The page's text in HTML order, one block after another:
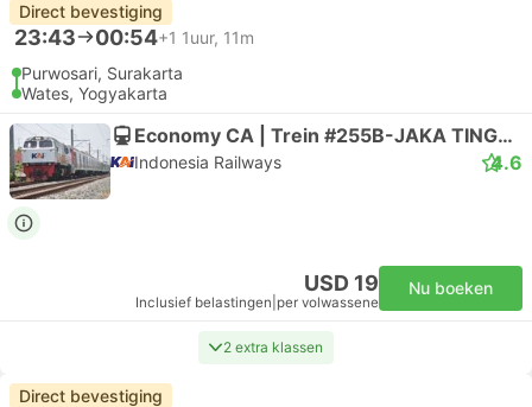
Direct bevestiging
23:43 00:54+1 1uur, 11m
Purwosari, Surakarta
Wates, Yogyakarta
Economy CA | Trein #255B-JAKA TINGKIR
Indonesia Railways 4.6
USD 19
Inclusief belastingen per volwassene
Nu boeken
2 extra klassen
Direct bevestiging